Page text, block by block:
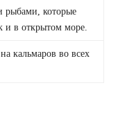
рыбами, которые
и в открытом море.
кальмаров во всех